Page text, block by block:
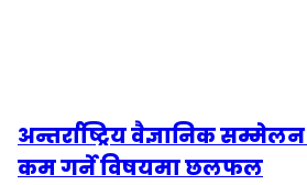
अन्तर्राष्ट्रिय वैज्ञानिक
कम गर्ने विषयमा छलफल